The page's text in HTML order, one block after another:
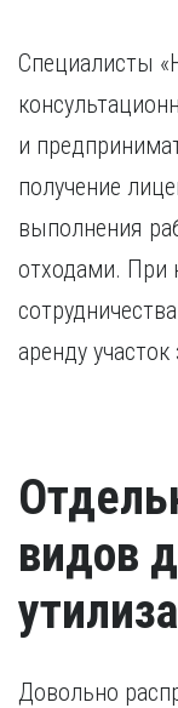
Специалисты
и
получение
выполнения
отходами. При
аренду
видов
Довольно